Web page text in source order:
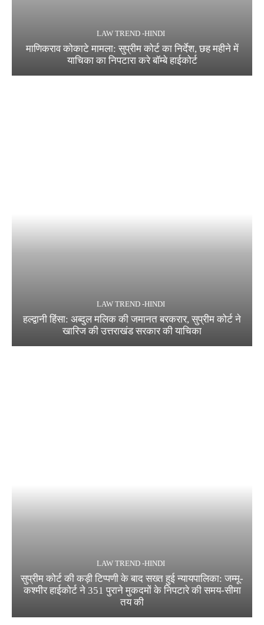
LAW TREND -HINDI
माणिकराव कोकाटे मामला: सुप्रीम कोर्ट का निर्देश, छह महीने में
याचिका का निपटारा करे बॉम्बे हाईकोर्ट
LAW TREND -HINDI
हल्द्वानी हिंसा: अब्दुल मलिक की जमानत बरकरार, सुप्रीम कोर्ट ने
खारिज की उत्तराखंड सरकार की याचिका
LAW TREND -HINDI
सुप्रीम कोर्ट की कड़ी टिप्पणी के बाद सख्त हुई न्यायपालिका: जम्मू-
कश्मीर हाईकोर्ट ने 351 पुराने मुकदमों के निपटारे की समय-सीमा
तय की